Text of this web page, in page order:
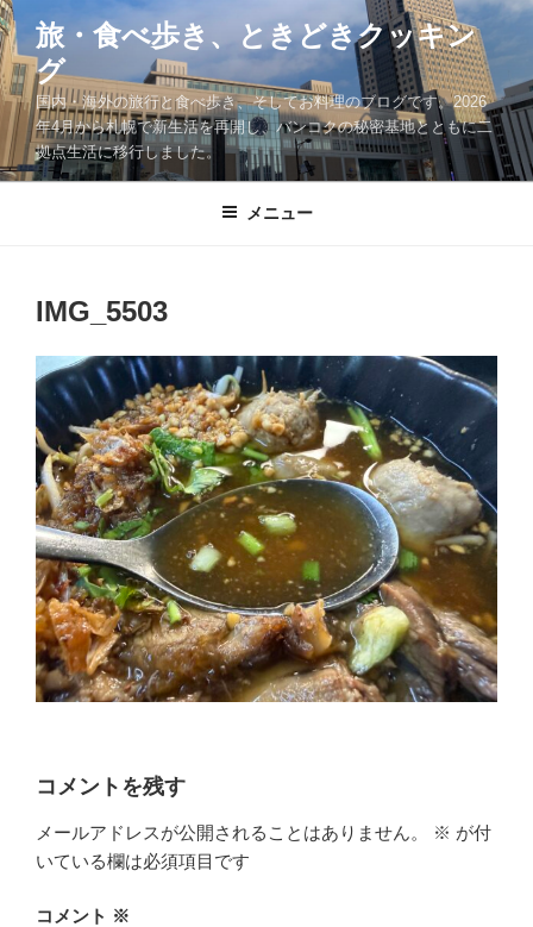
コ
ン
テ
ン
ツ
へ
ス
旅・食べ歩き、ときどきクッキン
グ
国内・海外の旅行と食べ歩き、そしてお料理のブログです。2026
年4月から札幌で新生活を再開し、バンコクの秘密基地とともに二
拠点生活に移行しました。
メニュー
IMG_5503
コメントを残す
メールアドレスが公開されることはありません。 ※ が付
いている欄は必須項目です
コメント ※